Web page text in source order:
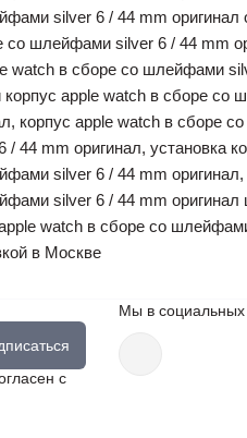
silver 6 / 44 mm
со шлейфами silver 6 / 44 mm
watch в сборе со шлейфами
корпус apple watch в сборе
корпус apple watch в сборе
mm оригинал, установка
silver 6 / 44 mm
silver 6 / 44 mm
watch в сборе со
в Москве
с
Мы в социальных